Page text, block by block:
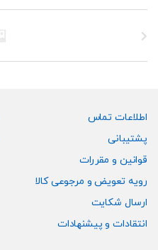
باشد.
ممکن
صفحه
انتخاب
شوند
اطلاعات تماس
پشتیبانی
قوانین و مقررات
رویه تعویض و مرجوعی کالا
ارسال شکایت
انتقادات و پیشنهادات